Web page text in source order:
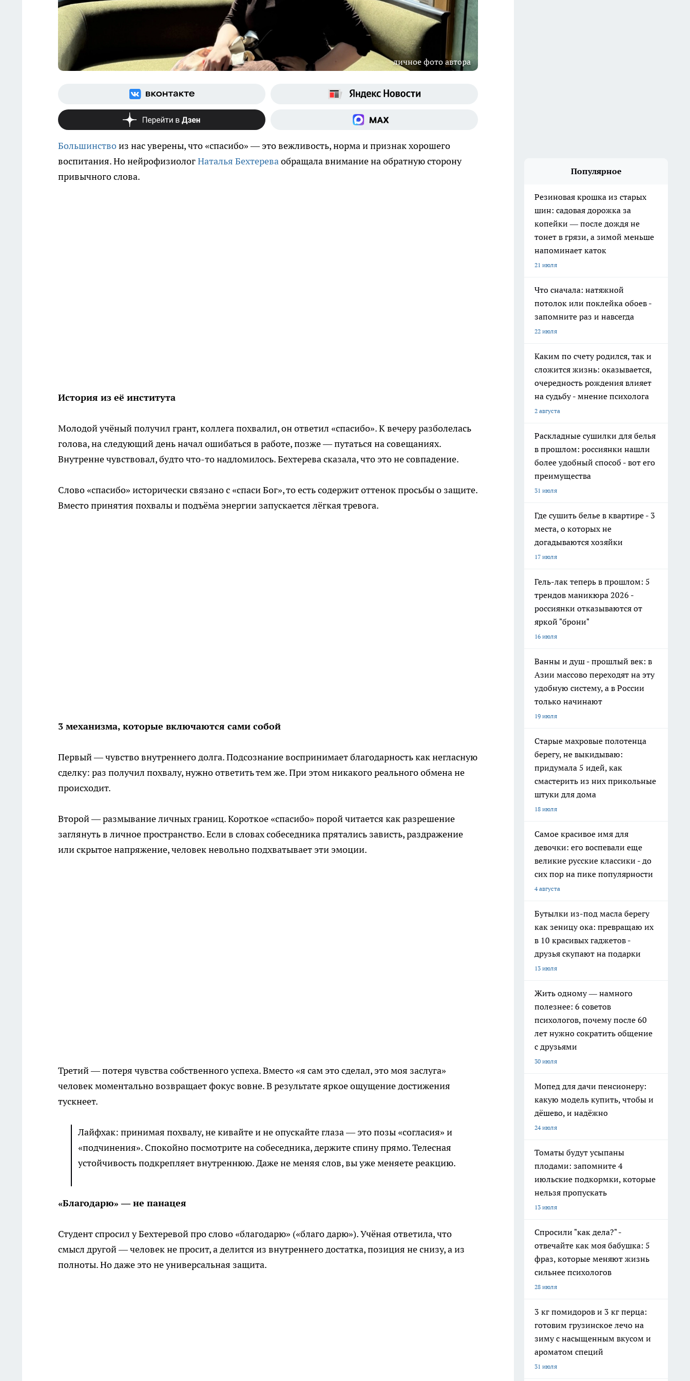
личное фото автора
Большинствоиз нас уверены, что «спасибо» — это вежливость, норма и признак хорошего
воспитания. Но нейрофизиологНаталья Бехтереваобращала внимание на обратную сторону
привычного слова.
История из её института
Молодой учёный получил грант, коллега похвалил, он ответил «спасибо». К вечеру разболелась
голова, на следующий день начал ошибаться в работе, позже — путаться на совещаниях.
Внутренне чувствовал, будто что-то надломилось. Бехтерева сказала, что это не совпадение.
Слово «спасибо» исторически связано с «спаси Бог», то есть содержит оттенок просьбы о защите.
Вместо принятия похвалы и подъёма энергии запускается лёгкая тревога.
3 механизма, которые включаются сами собой
Первый — чувство внутреннего долга. Подсознание воспринимает благодарность как негласную
сделку: раз получил похвалу, нужно ответить тем же. При этом никакого реального обмена не
происходит.
Второй — размывание личных границ. Короткое «спасибо» порой читается как разрешение
заглянуть в личное пространство. Если в словах собеседника прятались зависть, раздражение
или скрытое напряжение, человек невольно подхватывает эти эмоции.
Третий — потеря чувства собственного успеха. Вместо «я сам это сделал, это моя заслуга»
человек моментально возвращает фокус вовне. В результате яркое ощущение достижения
тускнеет.
Лайфхак: принимая похвалу, не кивайте и не опускайте глаза — это позы «согласия» и
«подчинения». Спокойно посмотрите на собеседника, держите спину прямо. Телесная
устойчивость подкрепляет внутреннюю. Даже не меняя слов, вы уже меняете реакцию.
«Благодарю» — не панацея
Студент спросил у Бехтеревой про слово «благодарю» («благо дарю»). Учёная ответила, что
смысл другой — человек не просит, а делится из внутреннего достатка, позиция не снизу, а из
полноты. Но даже это не универсальная защита.
Популярное
Резиновая крошка из старых
шин: садовая дорожка за
копейки — после дождя не
тонет в грязи, а зимой меньше
напоминает каток
21 июля
Что сначала: натяжной
потолок или поклейка обоев -
запомните раз и навсегда
22 июля
Каким по счету родился, так и
сложится жизнь: оказывается,
очередность рождения влияет
на судьбу - мнение психолога
2 августа
Раскладные сушилки для белья
в прошлом: россиянки нашли
более удобный способ - вот его
преимущества
31 июля
Где сушить белье в квартире - 3
места, о которых не
догадываются хозяйки
17 июля
Гель-лак теперь в прошлом: 5
трендов маникюра 2026 -
россиянки отказываются от
яркой "брони"
16 июля
Ванны и душ - прошлый век: в
Азии массово переходят на эту
удобную систему, а в России
только начинают
19 июля
Старые махровые полотенца
берегу, не выкидываю:
придумала 5 идей, как
смастерить из них прикольные
штуки для дома
18 июля
Самое красивое имя для
девочки: его воспевали еще
великие русские классики - до
сих пор на пике популярности
4 августа
Бутылки из-под масла берегу
как зеницу ока: превращаю их
в 10 красивых гаджетов -
друзья скупают на подарки
13 июля
Жить одному — намного
полезнее: 6 советов
психологов, почему после 60
лет нужно сократить общение
с друзьями
30 июля
Мопед для дачи пенсионеру:
какую модель купить, чтобы и
дёшево, и надёжно
24 июля
Томаты будут усыпаны
плодами: запомните 4
июльские подкормки, которые
нельзя пропускать
13 июля
Спросили "как дела?" -
отвечайте как моя бабушка: 5
фраз, которые меняют жизнь
сильнее психологов
28 июля
3 кг помидоров и 3 кг перца:
готовим грузинское лечо на
зиму с насыщенным вкусом и
ароматом специй
31 июля